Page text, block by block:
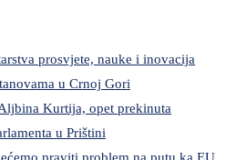
prosvjete, nauke i inovacija
u Crnoj Gori
Kurtija, opet prekinuta
u Prištini